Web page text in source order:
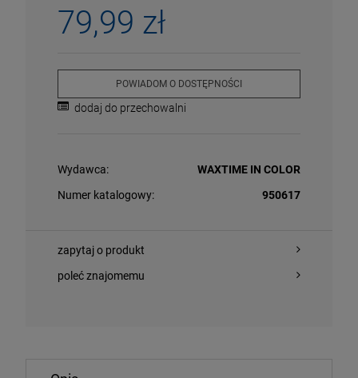
79,99 zł
POWIADOM O DOSTĘPNOŚCI
dodaj do przechowalni
Wydawca:
WAXTIME IN COLOR
Numer katalogowy:
950617
zapytaj o produkt
poleć znajomemu